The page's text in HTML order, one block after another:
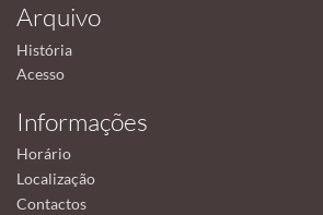
Arquivo
História
Acesso
Informações
Horário
Localização
Contactos